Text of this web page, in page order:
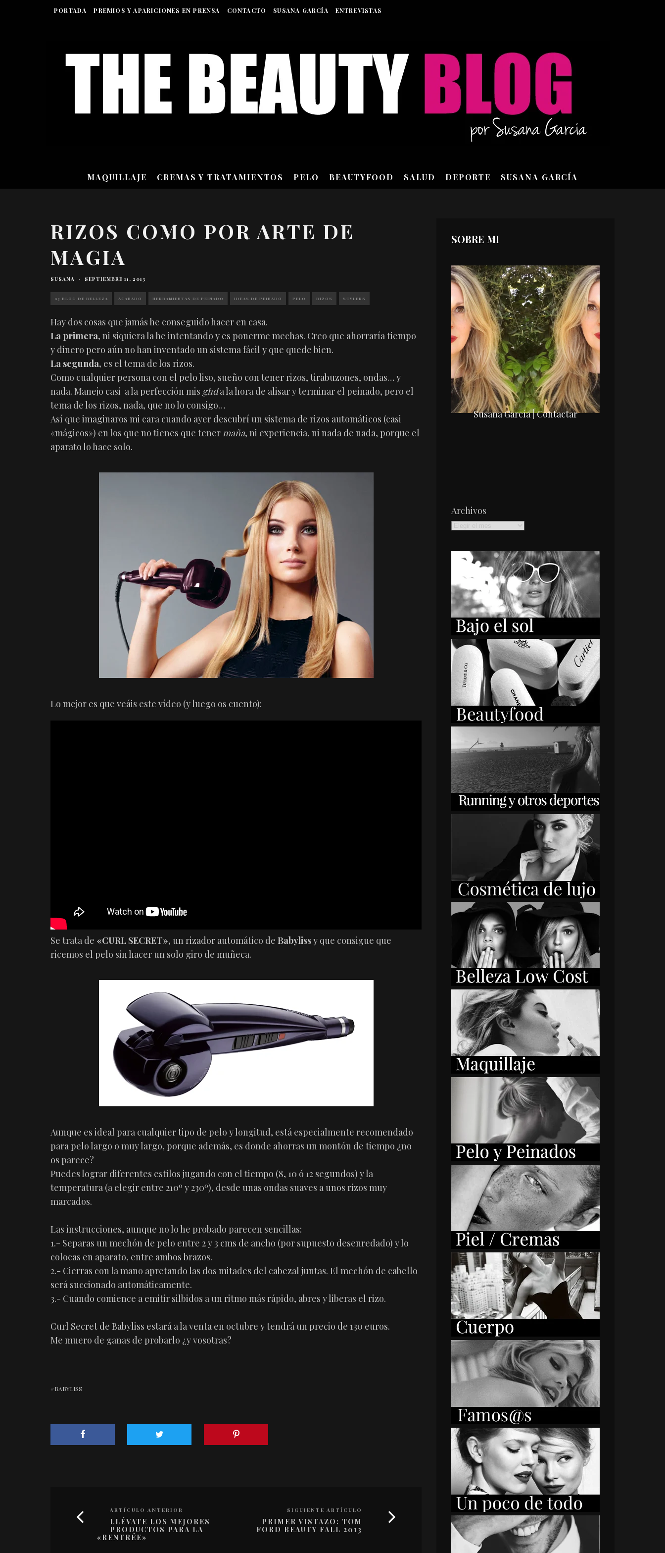
PORTADA PREMIOS Y APARICIONES EN PRENSA CONTACTO SUSANA GARCÍA ENTREVISTAS
MAQUILLAJE CREMAS Y TRATAMIENTOS PELO BEAUTYFOOD SALUD DEPORTE SUSANA GARCÍA
RIZOS COMO POR ARTE DE
MAGIA
SUSANA · SEPTIEMBRE 11, 2013
03 BLOG DE BELLEZA ACABADO HERRAMIENTAS DE PEINADO IDEAS DE PEINADO PELO RIZOS STYLERS
Hay dos cosas que jamás he conseguido hacer en casa.
La primera, ni siquiera la he intentando y es ponerme mechas. Creo que ahorraría tiempo
y dinero pero aún no han inventado un sistema fácil y que quede bien.
La segunda, es el tema de los rizos.
Como cualquier persona con el pelo liso, sueño con tener rizos, tirabuzones, ondas… y
nada. Manejo casi a la perfección mis ghda la hora de alisar y terminar el peinado, pero el
tema de los rizos, nada, que no lo consigo…
Así que imaginaros mi cara cuando ayer descubrí un sistema de rizos automáticos (casi
«mágicos») en los que no tienes que tenermaña, ni experiencia, ni nada de nada, porque el
aparato lo hace solo.
Lo mejor es que veáis este vídeo (y luego os cuento):
Se trata de «CURL SECRET», un rizador automático de Babylissy que consigue que
ricemos el pelo sin hacer un solo giro de muñeca.
Aunque es ideal para cualquier tipo de pelo y longitud, está especialmente recomendado
para pelo largo o muy largo, porque además, es donde ahorras un montón de tiempo ¿no
os parece?
Puedes lograr diferentes estilos jugando con el tiempo (8, 10 ó 12 segundos) y la
temperatura (a elegir entre 210º y 230º), desde unas ondas suaves a unos rizos muy
marcados.
Las instrucciones, aunque no lo he probado parecen sencillas:
1.- Separas un mechón de pelo entre 2 y 3 cms de ancho (por supuesto desenredado) y lo
colocas en aparato, entre ambos brazos.
2.- Cierras con la mano apretando las dos mitades del cabezal juntas. El mechón de cabello
será succionado automáticamente.
3.- Cuando comience a emitir silbidos a un ritmo más rápido, abres y liberas el rizo.
Curl Secret de Babyliss estará a la venta en octubre y tendrá un precio de 130 euros.
Me muero de ganas de probarlo ¿y vosotras?
BABYLISS
ARTÍCULO ANTERIOR
LLÉVATE LOS MEJORES
PRODUCTOS PARA LA
«RENTRÉE»
SIGUIENTE ARTÍCULO
PRIMER VISTAZO: TOM
FORD BEAUTY FALL 2013
SOBRE MI
Susana García | Contactar
Archivos